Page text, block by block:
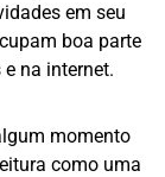
em seu
boa parte
na internet.
momento
como uma